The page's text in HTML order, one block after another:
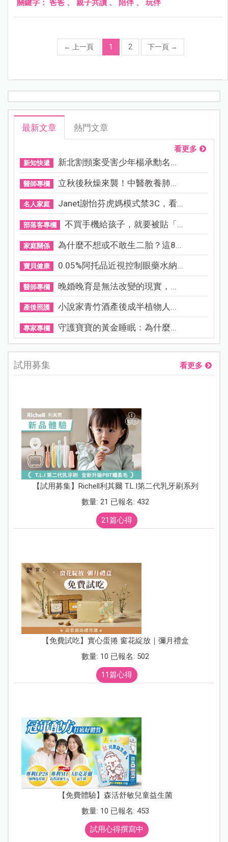
關鍵字： 爸爸 、 親子共讀 、 陪伴 、 玩伴
← 上一頁 1 2 下一頁 →
最新文章 熱門文章
看更多
新知快遞 新北割頸案受害少年楊承勳名...
醫師專欄 立秋後秋燥來襲！中醫教養肺...
名人家庭 Janet謝怡芬虎媽模式禁3C，看...
部落客專欄 不買手機給孩子，就要被貼「...
家庭關係 為什麼不想或不敢生二胎？這8...
寶貝健康 0.05%阿托品近視控制眼藥水納...
醫師專欄 晚婚晚育是無法改變的現實，...
產後照護 小說家青竹酒產後成半植物人...
專家專欄 守護寶寶的黃金睡眠：為什麼...
試用募集 看更多
【試用募集】Richell利其爾 T.L.I第二代乳牙刷系列
數量: 21 已報名: 432
21篇心得
【免費試吃】實心蛋捲 窗花綻放｜彌月禮盒
數量: 10 已報名: 502
11篇心得
【免費體驗】森活舒敏兒童益生菌
數量: 10 已報名: 453
試用心得撰寫中